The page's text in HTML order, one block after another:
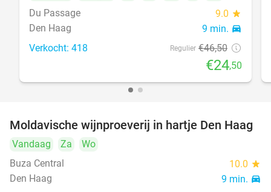
Du Passage
9.0 star
Den Haag 9 min. directions_car
Verkocht: 418 Regulier €46,50
€24,50
39%
Moldavische wijnproeverij in hartje Den Haag
Vandaag Za
Wo
Buza Central
10.0 star
Den Haag 9 min. directions_car